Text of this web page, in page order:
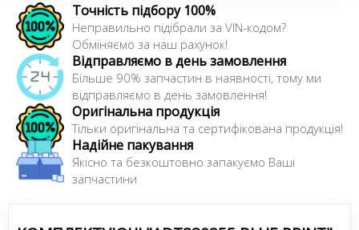
Точність підбору 100%
Неправильно підібрали за VIN-кодом?
Обміняємо за наш рахунок!
Відправляємо в день замовлення
Більше 90% запчастин в наявності, тому ми
відправляємо в день замовлення!
Оригінальна продукція
Тільки оригінальна та сертифікована продукція!
Надійне пакування
Якісно та безкоштовно запакуємо Ваші
запчастини